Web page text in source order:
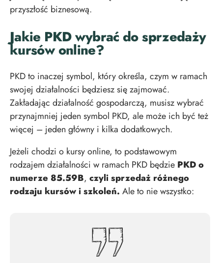
przyszłość biznesową.
Jakie PKD wybrać do sprzedaży
kursów online?
PKD to inaczej symbol, który określa, czym w ramach
swojej działalności będziesz się zajmować.
Zakładając działalność gospodarczą, musisz wybrać
przynajmniej jeden symbol PKD, ale może ich być też
więcej – jeden główny i kilka dodatkowych.
Jeżeli chodzi o kursy online, to podstawowym
rodzajem działalności w ramach PKD będzie PKD o
numerze 85.59B, czyli sprzedaż różnego
rodzaju kursów i szkoleń. Ale to nie wszystko: